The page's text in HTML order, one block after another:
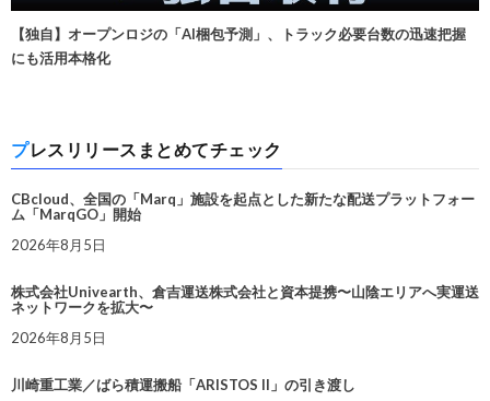
【独自】オープンロジの「AI梱包予測」、トラック必要台数の迅速把握
にも活用本格化
プレスリリースまとめてチェック
CBcloud、全国の「Marq」施設を起点とした新たな配送プラットフォー
ム「MarqGO」開始
2026年8月5日
株式会社Univearth、倉吉運送株式会社と資本提携〜山陰エリアへ実運送
ネットワークを拡大〜
2026年8月5日
川崎重工業／ばら積運搬船「ARISTOS II」の引き渡し